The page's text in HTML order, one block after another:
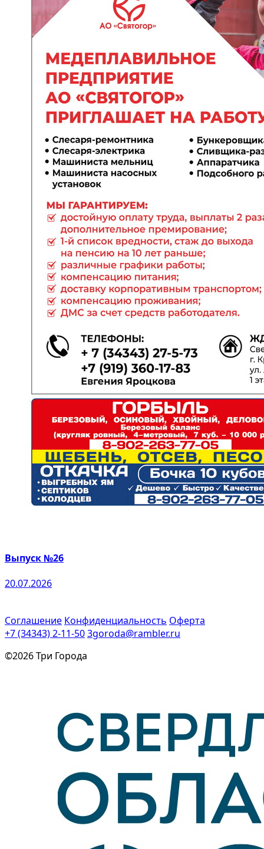
Выпуск №26
20.07.2026
Соглашение Конфиденциальность Оферта
+7 (34343) 2-11-503goroda@rambler.ru
©2026 Три Города